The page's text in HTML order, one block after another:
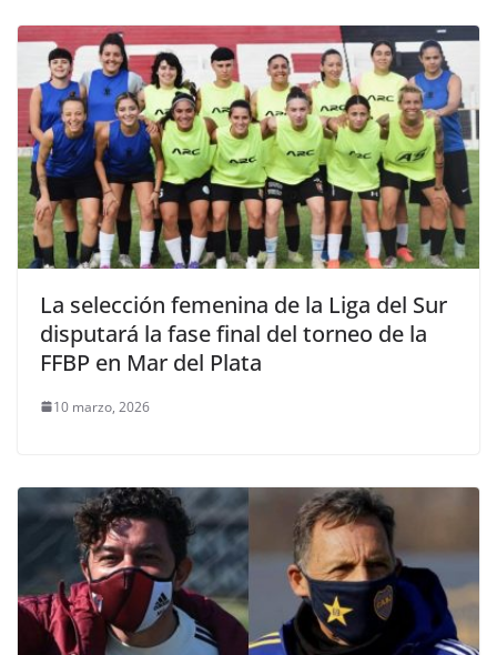
La selección femenina de la Liga del Sur
disputará la fase final del torneo de la
FFBP en Mar del Plata
10 marzo, 2026